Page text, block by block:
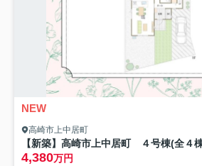
NEW
高崎市上中居町
4,380万円